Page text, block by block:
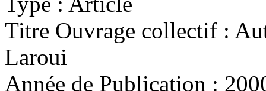
Titre Ouvrage collectif :
Laroui
Année de Publication :